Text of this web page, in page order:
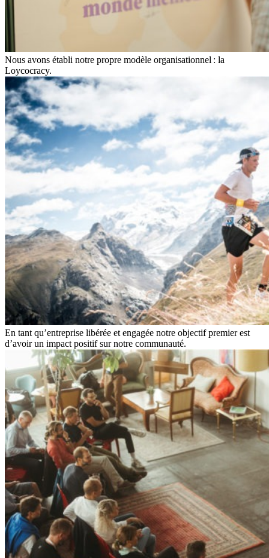
Nous avons établi notre propre modèle organisationnel : la
Loycocracy.
En tant qu’entreprise libérée et engagée notre objectif premier est
d’avoir un impact positif sur notre communauté.